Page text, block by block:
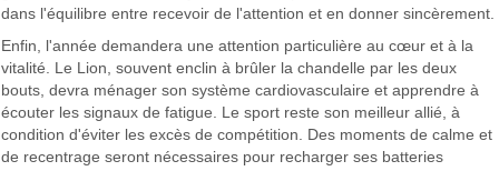
dans l'équilibre entre recevoir de l'attention et en donner sincèrement.
Enfin, l'année demandera une attention particulière au cœur et à la
vitalité. Le Lion, souvent enclin à brûler la chandelle par les deux
bouts, devra ménager son système cardiovasculaire et apprendre à
écouter les signaux de fatigue. Le sport reste son meilleur allié, à
condition d'éviter les excès de compétition. Des moments de calme et
de recentrage seront nécessaires pour recharger ses batteries